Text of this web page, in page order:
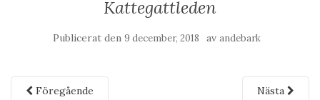
Kattegattleden
Publicerat den 9 december, 2018 av andebark
Föregående Nästa